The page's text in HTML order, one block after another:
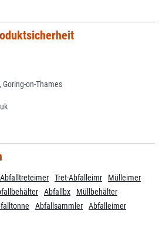
on-Thames
Abfalltreteimer Tret-Abfalleimr
Mülleimer
Abfallbx
Müllbehälter
Abfallsammler
Abfalleimer